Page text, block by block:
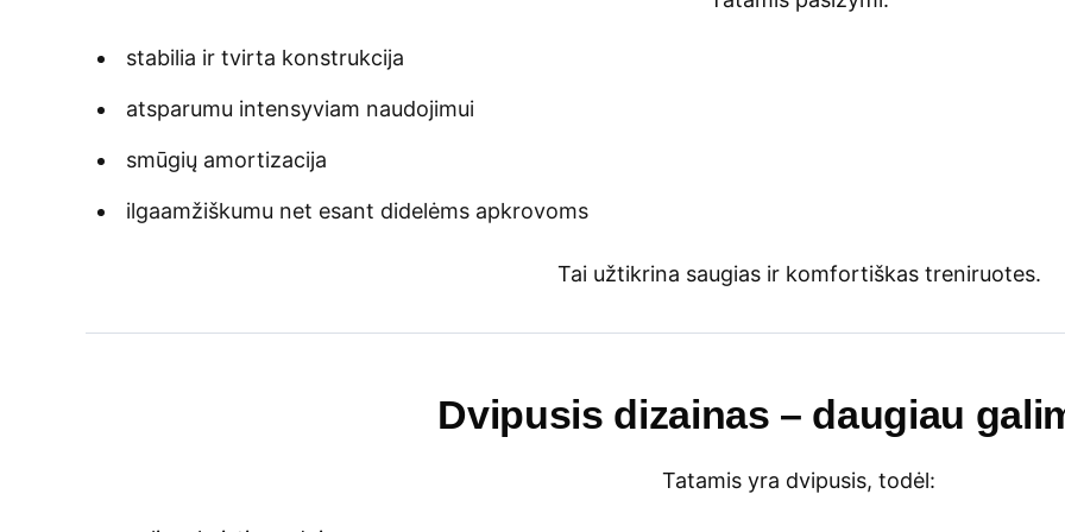
stabilia ir tvirta konstrukcija
atsparumu intensyviam naudojimui
smūgių amortizacija
ilgaamžiškumu net esant didelėms apkrovoms
Tai užtikrina saugias ir komfortiškas treniruotes.
Dvipusis dizainas – daugiau
Tatamis yra dvipusis, todėl: